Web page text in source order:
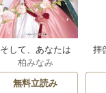
そして、あなたは
私を捨てる
柏みなみ
無料立読み
拝